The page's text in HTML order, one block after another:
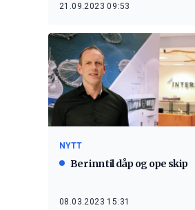
21.09.2023 09:53
NYTT
Ber inn til dåp og ope skip
08.03.2023 15:31